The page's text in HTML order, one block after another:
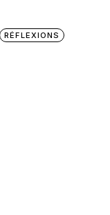
RÉFLEXIONS